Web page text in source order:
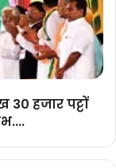
30 हजार पट्टों